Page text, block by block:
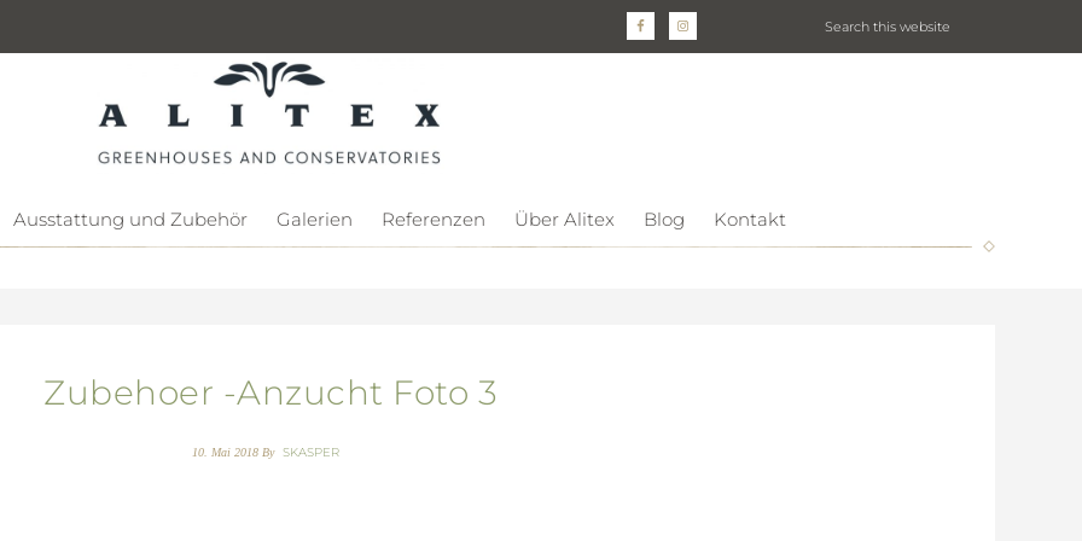
Ausstattung und Zubehör Galerien Referenzen Über Alitex Blog Kontakt
Zubehoer -Anzucht Foto 3
10. Mai 2018 By SKASPER